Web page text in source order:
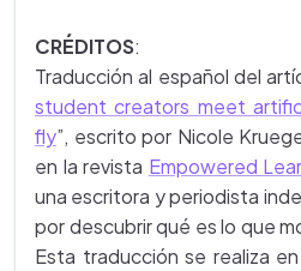
CRÉDITOS:
Traducción al español del
student creators meet
fly”, escrito por Nicole
en la revista Empowered
una escritora y periodista
por descubrir qué es lo que
Esta traducción se realiza